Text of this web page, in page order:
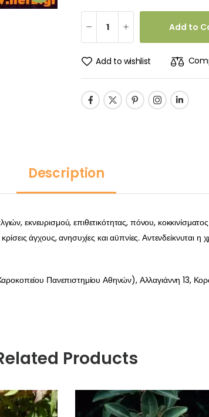
Add to
Add to wishlist
Description
εκνευρισμού, επιθετικότητας, πόνου,
άγχους, ανησυχίες και αϋπνίες.
Πανεπιστημίου Αθηνών), Αλλαγιάννη 13,
Products